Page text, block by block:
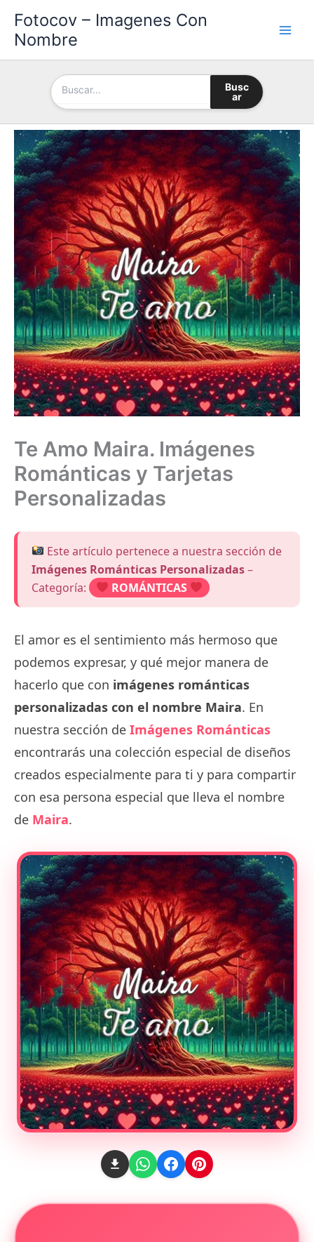
contenido
Fotocov – Imagenes Con
Nombre
Busc
ar
Te Amo Maira. Imágenes
Románticas y Tarjetas
Personalizadas
Este artículo pertenece a nuestra sección de
Imágenes Románticas Personalizadas–
Categoría:
ROMÁNTICAS
El amor es el sentimiento más hermoso que
podemos expresar, y qué mejor manera de
hacerlo que con imágenes románticas
personalizadas con el nombre Maira. En
nuestra sección de Imágenes Románticas
encontrarás una colección especial de diseños
creados especialmente para ti y para compartir
con esa persona especial que lleva el nombre
de Maira.